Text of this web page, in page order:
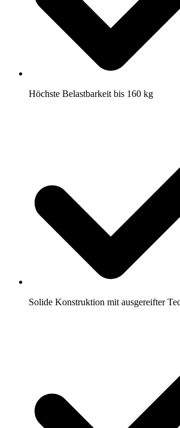
Höchste Belastbarkeit bis 160 kg
Solide Konstruktion mit ausgereifter